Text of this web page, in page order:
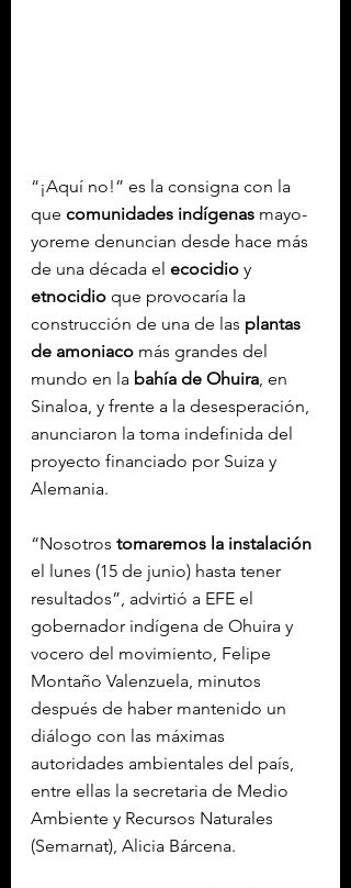
“¡Aquí no!” es la consigna con la
que comunidades indígenas mayo-
yoreme denuncian desde hace más
de una década el ecocidio y
etnocidio que provocaría la
construcción de una de las plantas
de amoniaco más grandes del
mundo en la bahía de Ohuira , en
Sinaloa, y frente a la desesperación,
anunciaron la toma indefinida del
proyecto financiado por Suiza y
Alemania.
“Nosotros tomaremos la instalación
el lunes (15 de junio) hasta tener
resultados”, advirtió a EFE el
gobernador indígena de Ohuira y
vocero del movimiento, Felipe
Montaño Valenzuela, minutos
después de haber mantenido un
diálogo con las máximas
autoridades ambientales del país,
entre ellas la secretaria de Medio
Ambiente y Recursos Naturales
(Semarnat), Alicia Bárcena.